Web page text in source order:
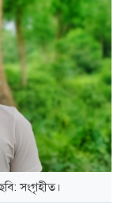
সংগৃহীত।